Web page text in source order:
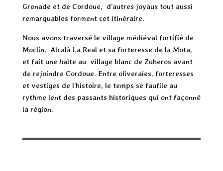
Grenade et de Cordoue, d’autres joyaux tout aussi
remarquables forment cet itinéraire.
Nous avons traversé le village médiéval fortifié de
Moclin, Alcalà La Real et sa forteresse de la Mota,
et fait une halte au village blanc de Zuheros avant
de rejoindre Cordoue. Entre oliveraies, forteresses
et vestiges de l’histoire, le temps se faufile au
rythme lent des passants historiques qui ont façonné
la région.